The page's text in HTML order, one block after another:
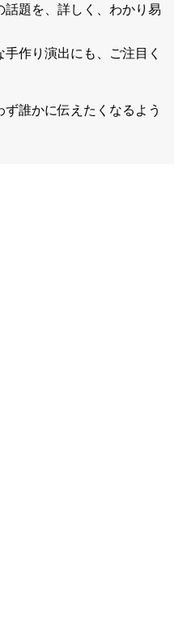
題を、詳しく、わかり易
作り演出にも、ご注目く
誰かに伝えたくなるよう